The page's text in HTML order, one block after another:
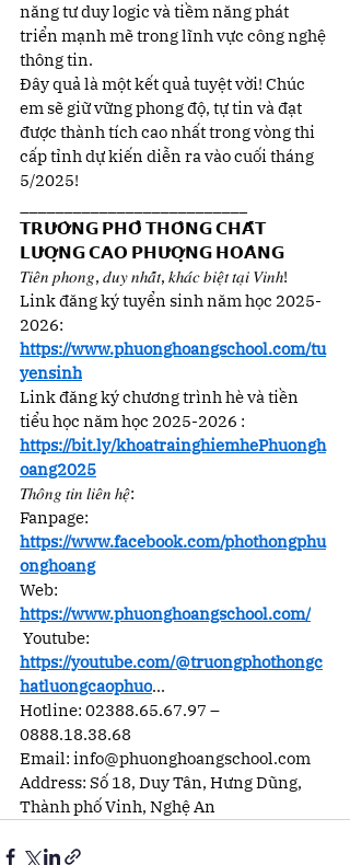
năng tư duy logic và tiềm năng phát
triển mạnh mẽ trong lĩnh vực công nghệ
thông tin.
Đây quả là một kết quả tuyệt vời! Chúc
em sẽ giữ vững phong độ, tự tin và đạt
được thành tích cao nhất trong vòng thi
cấp tỉnh dự kiến diễn ra vào cuối tháng
5/2025!
𝗧𝗥𝗨̛𝗢̛̀𝗡𝗚 𝗣𝗛𝗢̂̉ 𝗧𝗛𝗢̂𝗡𝗚 𝗖𝗛𝗔̂́𝗧
𝗟𝗨̛𝗢̛̣𝗡𝗚 𝗖𝗔𝗢 𝗣𝗛𝗨̛𝗢̛̣𝗡𝗚 𝗛𝗢𝗔̀𝗡𝗚
𝑇𝑖𝑒̂𝑛 𝑝ℎ𝑜𝑛𝑔, 𝑑𝑢𝑦 𝑛ℎ𝑎̂́𝑡, 𝑘ℎ𝑎́𝑐 𝑏𝑖𝑒̣̂𝑡 𝑡𝑎̣𝑖 𝑉𝑖𝑛ℎ!
Link đăng ký tuyển sinh năm học 2025-
2026:
https://www.phuonghoangschool.com/tu
yensinh
Link đăng ký chương trình hè và tiền
tiểu học năm học 2025-2026 :
https://bit.ly/khoatrainghiemhePhuongh
oang2025
𝑇ℎ𝑜̂𝑛𝑔 𝑡𝑖𝑛 𝑙𝑖𝑒̂𝑛 ℎ𝑒̣̂:
Fanpage:
https://www.facebook.com/phothongphu
onghoang
Web:
https://www.phuonghoangschool.com/
Youtube:
https://youtube.com/@truongphothongc
hatluongcaophuo...
Hotline: 02388.65.67.97 –
0888.18.38.68
Email: info@phuonghoangschool.com
Address: Số 18, Duy Tân, Hưng Dũng,
Thành phố Vinh, Nghệ An